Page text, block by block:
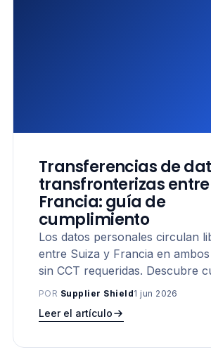
Transferencias de
transfronterizas entre
Francia: guía de
cumplimiento
Los datos personales circulan
entre Suiza y Francia en
sin CCT requeridas. Descubre
aplican las CCT y las
con el art. 28 RGPD, y qué
POR Supplier Shield1 jun 2026
Leer el artículo